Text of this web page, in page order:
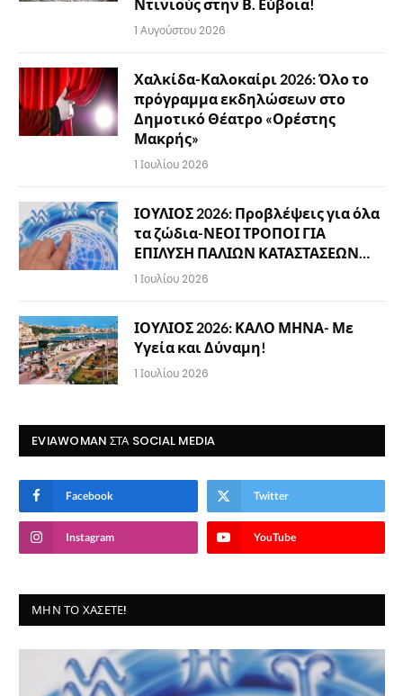
Ντινιούς στην Β. Εύβοια!
1 Αυγούστου 2026
Χαλκίδα-Καλοκαίρι 2026: Όλο το
πρόγραμμα εκδηλώσεων στο
Δημοτικό Θέατρο «Ορέστης
Μακρής»
1 Ιουλίου 2026
ΙΟΥΛΙΟΣ 2026: Προβλέψεις για όλα
τα ζώδια-ΝΕΟΙ ΤΡΟΠΟΙ ΓΙΑ
ΕΠΙΛΥΣΗ ΠΑΛΙΩΝ ΚΑΤΑΣΤΑΣΕΩΝ…
1 Ιουλίου 2026
ΙΟΥΛΙΟΣ 2026: ΚΑΛΟ ΜΗΝΑ- Με
Υγεία και Δύναμη!
1 Ιουλίου 2026
EVIAWOMAN ΣΤΑ SOCIAL MEDIA
Facebook Twitter
Instagram YouTube
ΜΗΝ ΤΟ ΧΆΣΕΤΕ!